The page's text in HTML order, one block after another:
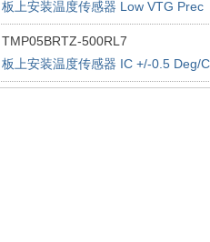
板上安装温度传感器 Low VTG Prec
Vout 2.7-5.5V
TMP05BRTZ-500RL7
板上安装温度传感器 IC +/-0.5 Deg/C
Accurate PWM